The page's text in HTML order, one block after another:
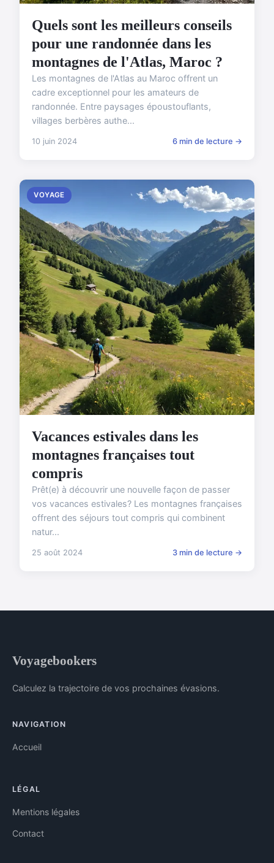
Quels sont les meilleurs conseils
pour une randonnée dans les
montagnes de l'Atlas, Maroc ?
Les montagnes de l'Atlas au Maroc offrent un
cadre exceptionnel pour les amateurs de
randonnée. Entre paysages époustouflants,
villages berbères authe...
10 juin 2024 6 min de lecture →
VOYAGE
Vacances estivales dans les
montagnes françaises tout
compris
Prêt(e) à découvrir une nouvelle façon de passer
vos vacances estivales? Les montagnes françaises
offrent des séjours tout compris qui combinent
natur...
25 août 2024 3 min de lecture →
Voyagebookers
Calculez la trajectoire de vos prochaines évasions.
NAVIGATION
Accueil
LÉGAL
Mentions légales
Contact